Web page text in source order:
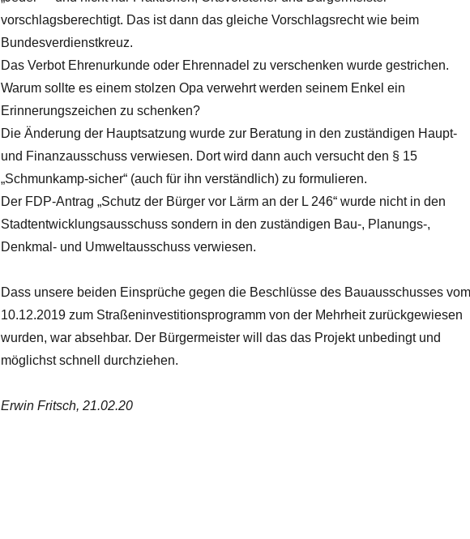
vorschlagsberechtigt. Das ist dann das gleiche Vorschlagsrecht wie beim
Bundesverdienstkreuz.
Das Verbot Ehrenurkunde oder Ehrennadel zu verschenken wurde gestrichen.
Warum sollte es einem stolzen Opa verwehrt werden seinem Enkel ein
Erinnerungszeichen zu schenken?
Die Änderung der Hauptsatzung wurde zur Beratung in den zuständigen Haupt-
und Finanzausschuss verwiesen. Dort wird dann auch versucht den § 15
„Schmunkamp-sicher“ (auch für ihn verständlich) zu formulieren.
Der FDP-Antrag „Schutz der Bürger vor Lärm an der L 246“ wurde nicht in den
Stadtentwicklungsausschuss sondern in den zuständigen Bau-, Planungs-,
Denkmal- und Umweltausschuss verwiesen.
Dass unsere beiden Einsprüche gegen die Beschlüsse des Bauausschusses vom
10.12.2019 zum Straßeninvestitionsprogramm von der Mehrheit zurückgewiesen
wurden, war absehbar. Der Bürgermeister will das das Projekt unbedingt und
möglichst schnell durchziehen.
Erwin Fritsch, 21.02.20